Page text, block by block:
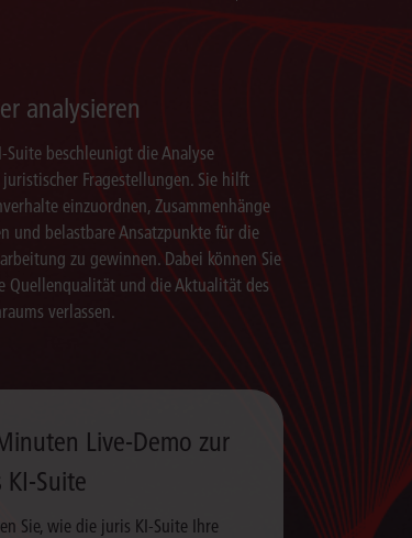
analysieren
Suite beschleunigt die Analyse
Fragestellungen. Sie hilft
einzuordnen, Zusammenhänge
und belastbare Ansatzpunkte für die
zu gewinnen. Dabei können Sie
Quellenqualität und die Aktualität des
verlassen.
Live-Demo zur
KI-Suite
Sie, wie die juris KI-Suite Ihre